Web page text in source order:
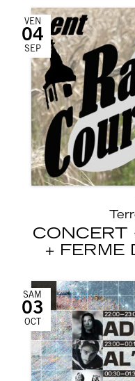
CONCERT
FERME
VEN
04
SEP
SAM
03
OCT